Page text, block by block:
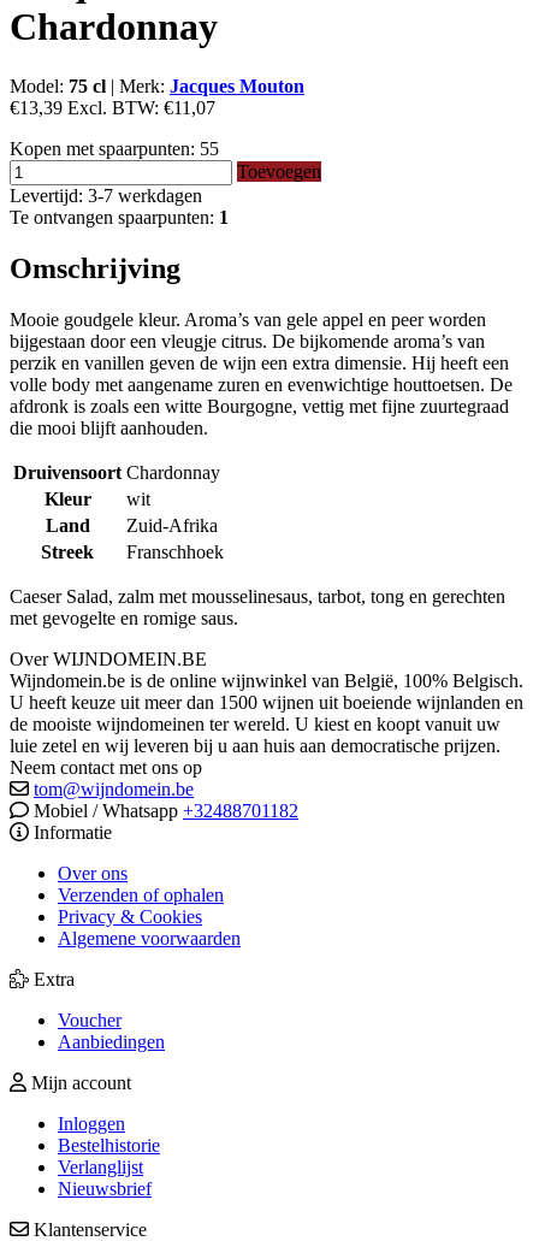
Chardonnay
Model: 75 cl | Merk: Jacques Mouton
€13,39 Excl. BTW: €11,07
Kopen met spaarpunten: 55
Toevoegen
Levertijd: 3-7 werkdagen
Te ontvangen spaarpunten: 1
Omschrijving
Mooie goudgele kleur. Aroma’s van gele appel en peer worden
bijgestaan door een vleugje citrus. De bijkomende aroma’s van
perzik en vanillen geven de wijn een extra dimensie. Hij heeft een
volle body met aangename zuren en evenwichtige houttoetsen. De
afdronk is zoals een witte Bourgogne, vettig met fijne zuurtegraad
die mooi blijft aanhouden.
Druivensoort Chardonnay
Kleur
wit
Land
Zuid-Afrika
Streek
Franschhoek
Caeser Salad, zalm met mousselinesaus, tarbot, tong en gerechten
met gevogelte en romige saus.
Over WIJNDOMEIN.BE
Wijndomein.be is de online wijnwinkel van België, 100% Belgisch.
U heeft keuze uit meer dan 1500 wijnen uit boeiende wijnlanden en
de mooiste wijndomeinen ter wereld. U kiest en koopt vanuit uw
luie zetel en wij leveren bij u aan huis aan democratische prijzen.
Neem contact met ons op
tom@wijndomein.be
Mobiel / Whatsapp +32488701182
Informatie
Over ons
Verzenden of ophalen
Privacy & Cookies
Algemene voorwaarden
Extra
Voucher
Aanbiedingen
Mijn account
Inloggen
Bestelhistorie
Verlanglijst
Nieuwsbrief
Klantenservice